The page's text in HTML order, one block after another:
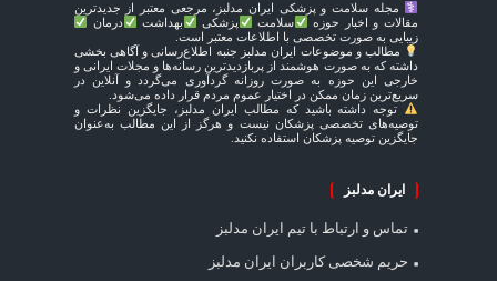
مجله سلامت و پزشکی ایران مدلبز، مرجعی معتبر از جدیدترین
مقالات و اخبار حوزه
سلامت پزشکی بهداشت
درمان
زیبایی به صورت تخصصی با اطلاعات معتبر است.
مطالب و موضوعات ایران مدلبز جنبه اطلاع‌رسانی و آگاهی بخشی
داشته که به صورت هوشمند از پربازدیدترین رسانه‌ها و مجلات ایرانی و
خارجی این حوزه به صورت روزانه گردآوری می‌گردد و آنلاین در
سریع‌ترین زمان ممکن در اختیار عموم مردم قرار داده می‌شود.
توجه داشته باشید که مطالب ایران مدلبز، جایگزین نظرات و
توصیه‌های تخصصی پزشکان نیست و هرگز از این مطالب به‌عنوان
جایگزین توصیه پزشکان استفاده نکنید.
ایران مدلبز
تماس و ارتباط با تیم ایران مدلبز
حریم شخصی کاربران ایران مدلبز